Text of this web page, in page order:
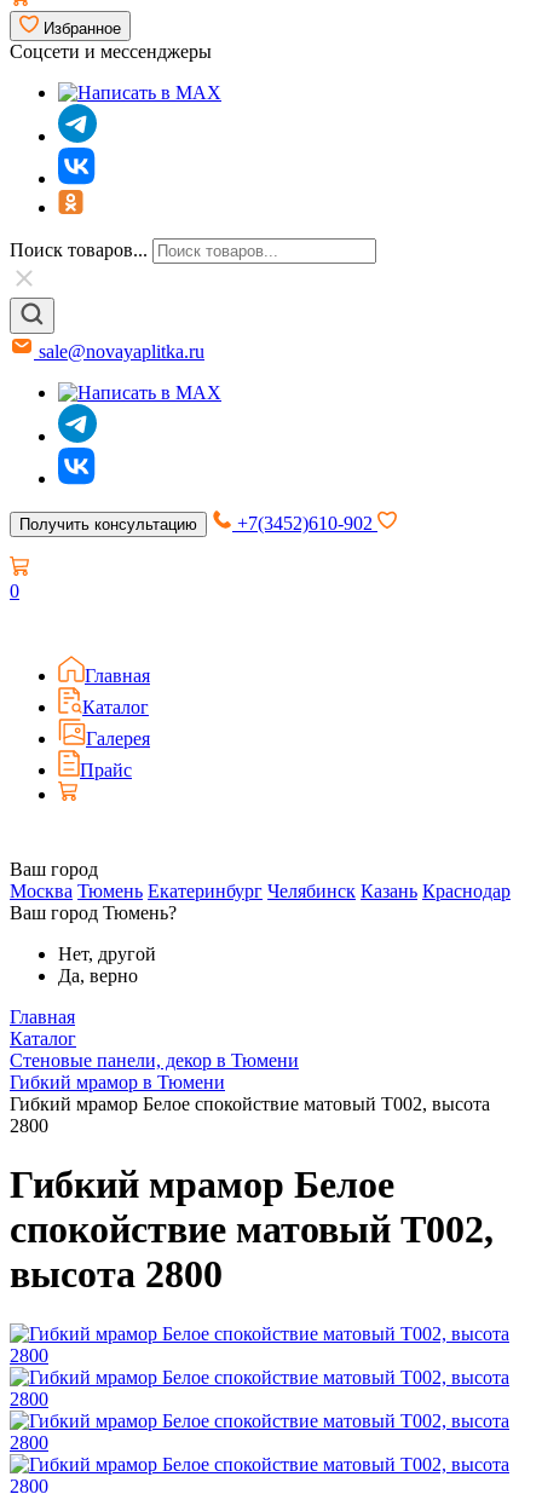
Избранное
Соцсети и мессенджеры
Поиск товаров...
sale@novayaplitka.ru
Получить консультацию +7(3452)610-902
0
Главная
Каталог
Галерея
Прайс
Ваш город
Москва Тюмень Екатеринбург Челябинск Казань Краснодар
Ваш город Тюмень?
Нет, другой
Да, верно
Главная
Каталог
Стеновые панели, декор в Тюмени
Гибкий мрамор в Тюмени
Гибкий мрамор Белое спокойствие матовый Т002, высота
2800
Гибкий мрамор Белое
спокойствие матовый Т002,
высота 2800